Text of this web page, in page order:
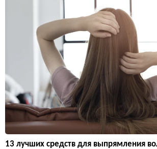
13 лучших средств для выпрямления